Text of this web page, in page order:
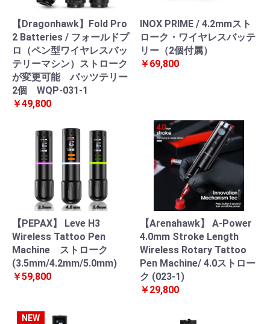
【Dragonhawk】Fold Pro
2 Batteries / フォールドプ
ロ（ペン型ワイヤレスバッ
テリーマシン）ストローク
が変更可能 バッツテリー
2個 WQP-031-1
￥49,800
INOX PRIME / 4.2mmスト
ローク・ワイヤレスバッテ
リー（2個付属）
￥69,800
【PEPAX】 Leve H3
Wireless Tattoo Pen
Machine ストローク
(3.5mm/4.2mm/5.0mm)
￥59,800
【Arenahawk】 A-Power
4.0mm Stroke Length
Wireless Rotary Tattoo
Pen Machine/ 4.0ストロー
ク (023-1)
￥29,800
NEW